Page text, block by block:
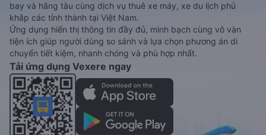
bay và hãng tàu cùng dịch vụ thuê xe máy, xe du lịch phủ
khắp các tỉnh thành tại Việt Nam.
Ứng dụng hiển thị thông tin đầy đủ, minh bạch cùng vô vàn
tiện ích giúp người dùng so sánh và lựa chọn phương án di
chuyển tiết kiệm, nhanh chóng và phù hợp nhất.
Tải ứng dụng Vexere ngay